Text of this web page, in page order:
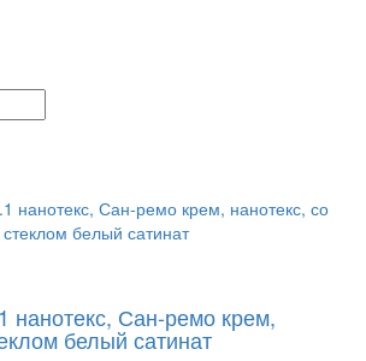
нанотекс, Сан-ремо крем,
белый сатинат